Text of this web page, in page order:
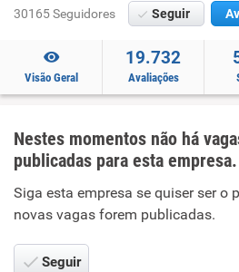
30165 Seguidores Seguir
Visão Geral
19.732
Avaliações
Nestes momentos não há
publicadas para esta empresa.
Siga esta empresa se quiser ser o
novas vagas forem publicadas.
Seguir